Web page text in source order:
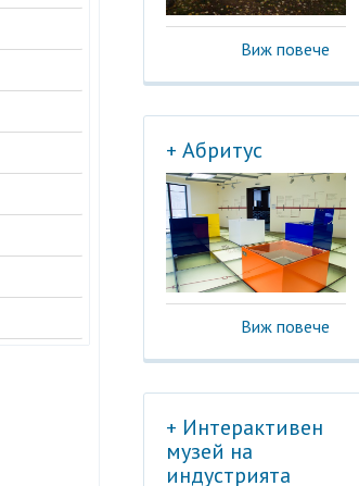
Виж повече
+ Абритус
Виж повече
+ Интерактивен
музей на
индустрията